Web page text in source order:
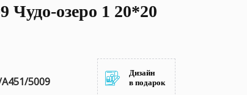
Чудо-озеро 1 20*20
5009
Дизайн
в подарок